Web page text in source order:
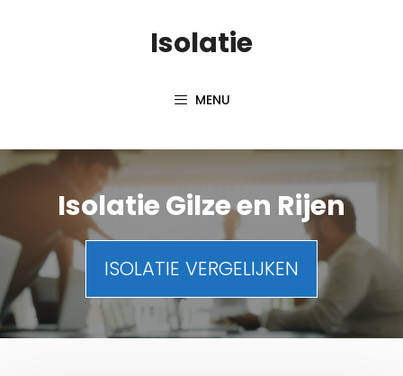
Isolatie
MENU
Isolatie Gilze en Rijen
ISOLATIE VERGELIJKEN